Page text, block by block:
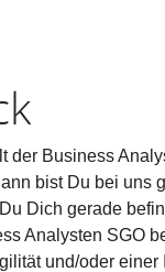
der Business
bist Du bei uns
Dich gerade
Analysten SGO
und/oder